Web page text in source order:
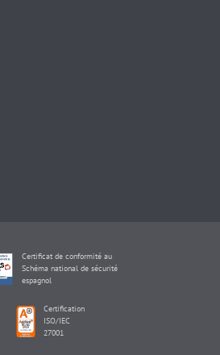
Certificat de conformité au
Schéma national de sécurité
espagnol
Certification
ISO/IEC
27001